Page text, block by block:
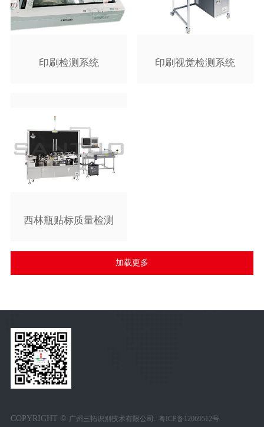
印刷检测系统 印刷视觉检测系统
西林瓶贴标质量检测
加载更多
COPYRIGHT © 广州三拓识别技术有限公司 粤ICP备12069512号